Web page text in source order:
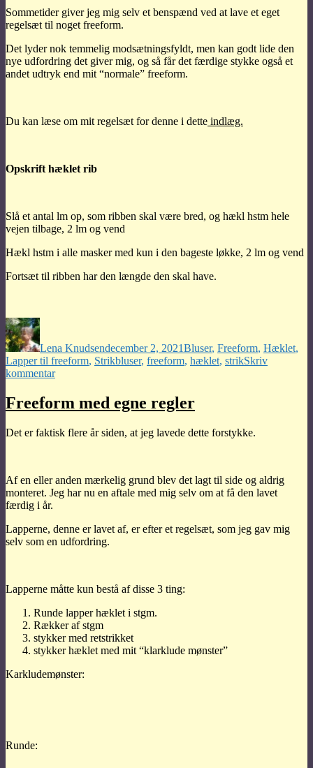
Sommetider giver jeg mig selv et benspænd ved at lave et eget
regelsæt til noget freeform.
Det lyder nok temmelig modsætningsfyldt, men kan godt lide den
nye udfordring det giver mig, og så får det færdige stykke også et
andet udtryk end mit “normale” freeform.
Du kan læse om mit regelsæt for denne i dette indlæg.
Opskrift hæklet rib
Slå et antal lm op, som ribben skal være bred, og hækl hstm hele
vejen tilbage, 2 lm og vend
Hækl hstm i alle masker med kun i den bageste løkke, 2 lm og vend
Fortsæt til ribben har den længde den skal have.
Forfatter
Lena Knudsendecember 2, 2021Bluser, Freeform, Hæklet,
Lapper til freeform, StrikTags
bluser, freeform, hæklet, strikSkriv
kommentartil
med
regelsæt
færdig
Freeform med egne regler
Det er faktisk flere år siden, at jeg lavede dette forstykke.
Af en eller anden mærkelig grund blev det lagt til side og aldrig
monteret. Jeg har nu en aftale med mig selv om at få den lavet
færdig i år.
Lapperne, denne er lavet af, er efter et regelsæt, som jeg gav mig
selv som en udfordring.
Lapperne måtte kun bestå af disse 3 ting:
Runde lapper hæklet i stgm.
Rækker af stgm
stykker med retstrikket
stykker hæklet med mit “klarklude mønster”
Karkludemønster:
Runde: